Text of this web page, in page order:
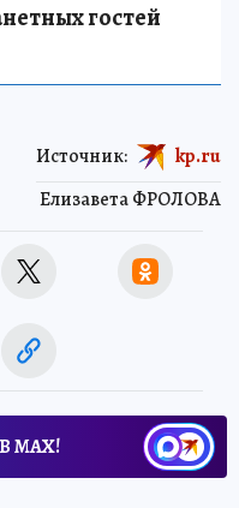
гостей
Елизавета ФРОЛОВА
Источник: kp.ru
МАХ!